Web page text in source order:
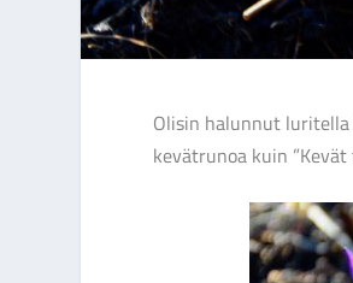
Olisin halunnut
kevätrunoa kuin